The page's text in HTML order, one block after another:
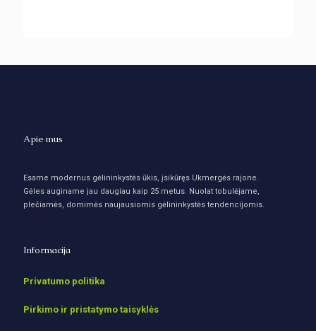
Apie mus
Esame modernus gėlininkystės ūkis, įsikūręs Ukmergės rajone.
Gėles auginame jau daugiau kaip 25 metus. Nuolat tobulėjame,
plečiamės, domimės naujausiomis gėlininkystės tendencijomis.
Informacija
Privatumo politika
Pirkimo ir pristatymo taisyklės